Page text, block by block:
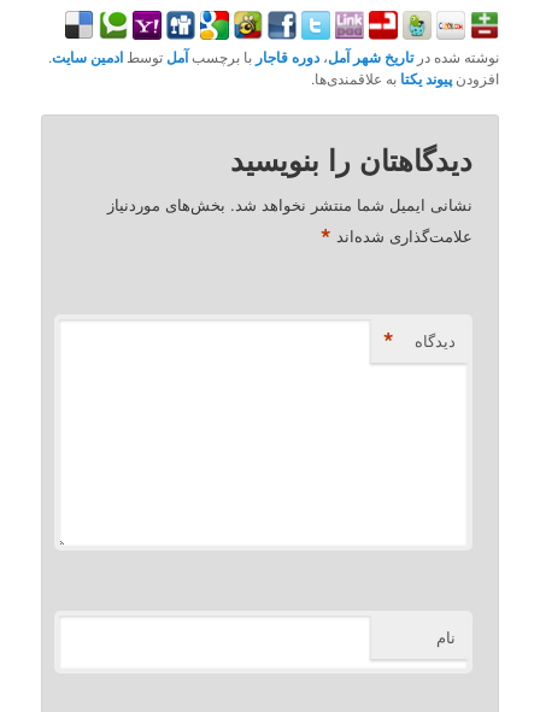
نوشته شده درتاریخ شهر آمل،دوره قاجار با برچسبآملتوسطادمین سایت.
افزودنپیوند یکتا به علاقمندی‌ها.
دیدگاهتان را بنویسید
نشانی ایمیل شما منتشر نخواهد شد. بخش‌های موردنیاز
علامت‌گذاری شده‌اند *
دیدگاه *
نام